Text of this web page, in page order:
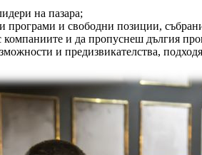
на пазара;
програми и свободни позиции,
компаниите и да пропуснеш дългия
и предизвикателства,